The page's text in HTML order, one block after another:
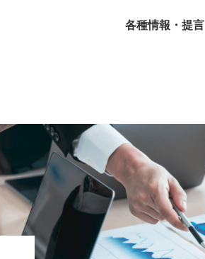
各種情報・提言